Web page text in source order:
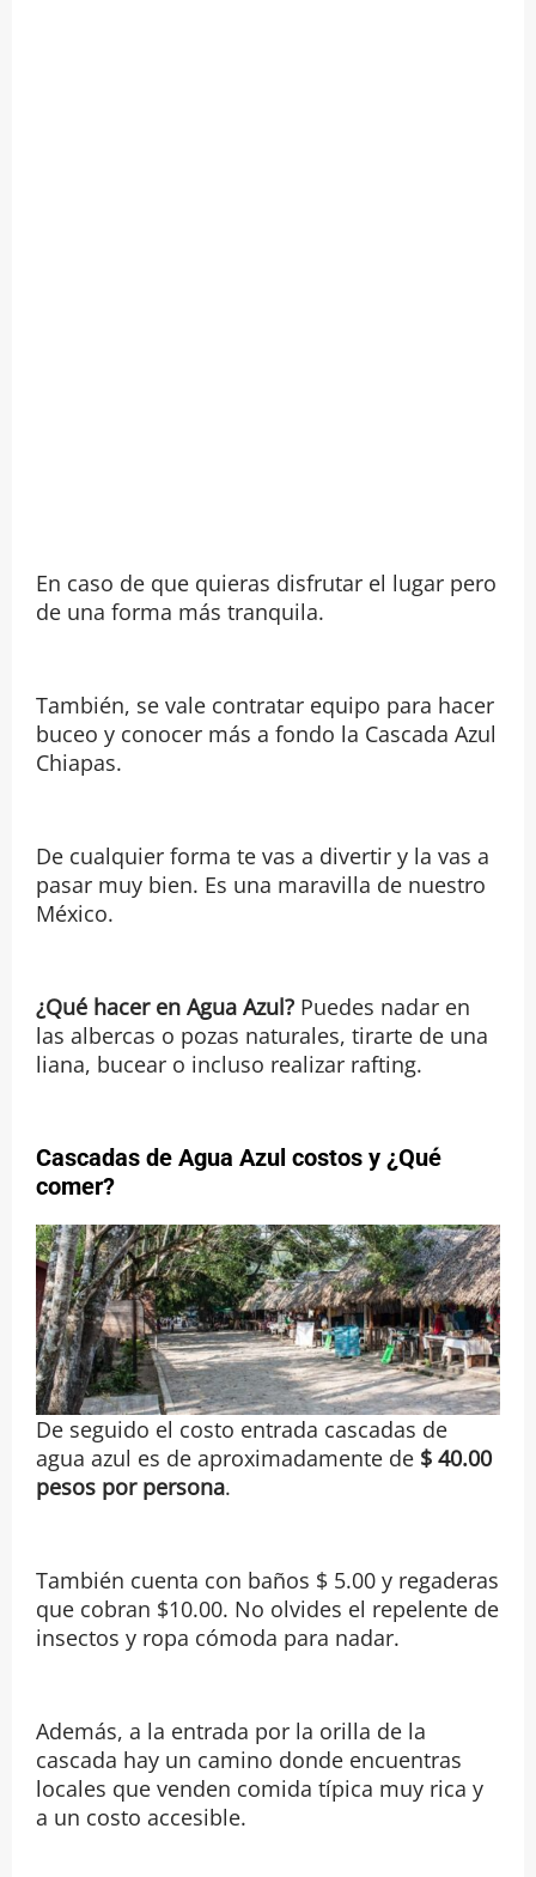
En caso de que quieras disfrutar el lugar pero
de una forma más tranquila.
También, se vale contratar equipo para hacer
buceo y conocer más a fondo la Cascada Azul
Chiapas.
De cualquier forma te vas a divertir y la vas a
pasar muy bien. Es una maravilla de nuestro
México.
¿Qué hacer en Agua Azul?Puedes nadar en
las albercas o pozas naturales, tirarte de una
liana, bucear o incluso realizar rafting.
Cascadas de Agua Azul costosy ¿Qué
comer?
De seguido el costo entrada cascadas de
agua azul es de aproximadamente de $ 40.00
pesos por persona.
También cuenta con baños $ 5.00 y regaderas
que cobran $10.00. No olvides el repelente de
insectos y ropa cómoda para nadar.
Además, a la entrada por la orilla de la
cascada hay un camino donde encuentras
locales que venden comida típica muy rica y
a un costo accesible.